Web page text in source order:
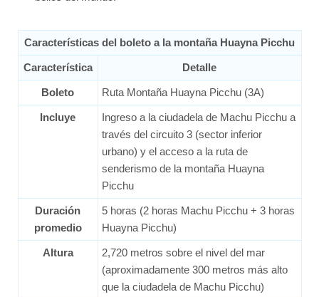
Características del boleto a la montaña Huayna Picchu
Característica Detalle
Boleto Ruta Montaña Huayna Picchu (3A)
Incluye
Ingreso a la ciudadela de Machu Picchu a
través del circuito 3 (sector inferior
urbano) y el acceso a la ruta de
senderismo de la montaña Huayna
Picchu
Duración
promedio
5 horas (2 horas Machu Picchu + 3 horas
Huayna Picchu)
Altura
2,720 metros sobre el nivel del mar
(aproximadamente 300 metros más alto
que la ciudadela de Machu Picchu)